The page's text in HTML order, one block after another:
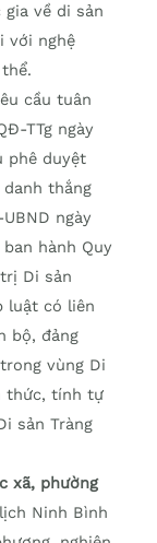
gia về di sản
với nghệ
cầu tuân
TTg ngày
phê duyệt
thắng
ngày
hành Quy
Di sản
luật có liên
bộ, đảng
vùng Di
thức, tính tự
sản Tràng
xã, phường
Ninh Bình